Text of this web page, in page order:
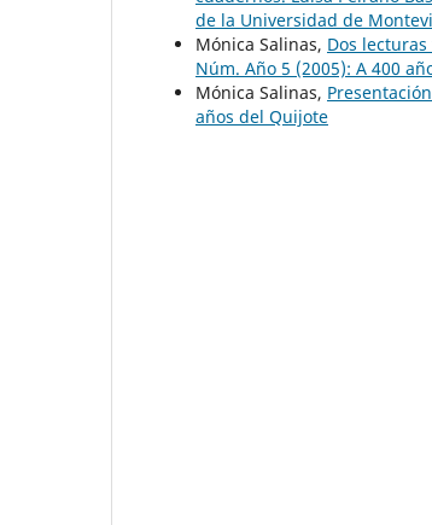
de la Universidad de
Mónica Salinas, Dos
Núm. Año 5 (2005): A 400
Mónica Salinas, Presentación
años del Quijote